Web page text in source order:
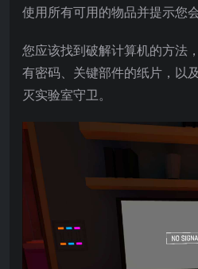
使用所有可用的物品并提示您
您应该找到破解计算机的方法
有密码、关键部件的纸片，以
灭实验室守卫。